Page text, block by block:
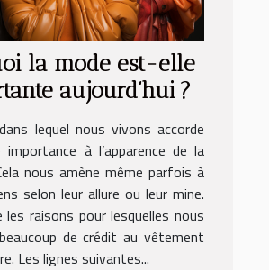
la mode est-elle
aujourd’hui ?
lequel nous vivons accorde
importance à l’apparence de la
nous amène même parfois à
selon leur allure ou leur mine.
les raisons pour lesquelles nous
de crédit au vêtement
Les lignes suivantes...